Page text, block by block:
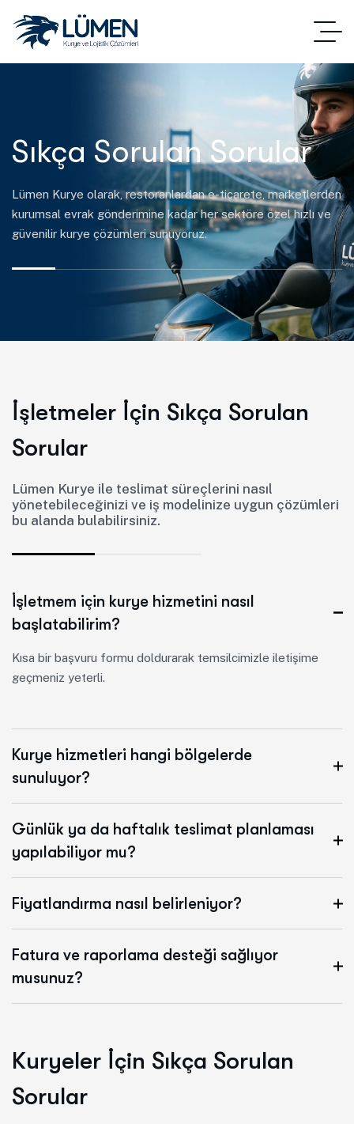
Sıkça Sorulan Sorular
Lümen Kurye olarak, restoranlardan e-ticarete, marketlerden
kurumsal evrak gönderimine kadar her sektöre özel hızlı ve
güvenilir kurye çözümleri sunuyoruz.
İşletmeler İçin Sıkça Sorulan
Sorular
Lümen Kurye ile teslimat süreçlerini nasıl
yönetebileceğinizi ve iş modelinize uygun çözümleri
bu alanda bulabilirsiniz.
İşletmem için kurye hizmetini nasıl
başlatabilirim?
Kısa bir başvuru formu doldurarak temsilcimizle iletişime
geçmeniz yeterli.
Kurye hizmetleri hangi bölgelerde
sunuluyor?
Günlük ya da haftalık teslimat planlaması
yapılabiliyor mu?
Fiyatlandırma nasıl belirleniyor?
Fatura ve raporlama desteği sağlıyor
musunuz?
Kuryeler İçin Sıkça Sorulan
Sorular